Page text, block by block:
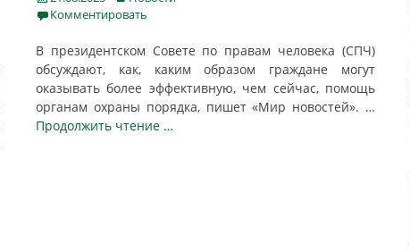
onКомментировать
В президентском Совете по правам человека (СПЧ)
обсуждают, как, каким образом граждане могут
оказывать более эффективную, чем сейчас, помощь
органам охраны порядка, пишет «Мир новостей». …
Продолжить чтение …